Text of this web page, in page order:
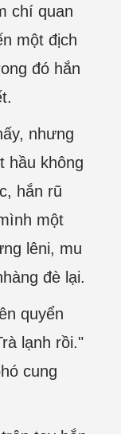
chí quan
một địch
đó hắn
nhưng
hầu không
hắn rũ
một
lêni, mu
đè lại.
quyển
lạnh rồi."
cung